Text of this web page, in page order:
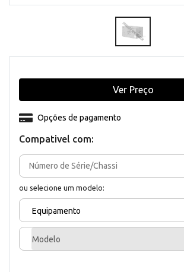
Compativel com:
ou selecione um modelo:
Equipamento
Modelo
Opções de pagamento
Ver Preço